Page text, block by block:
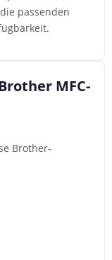
passenden
MFC-
Brother-